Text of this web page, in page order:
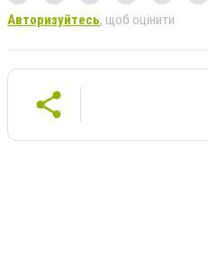
Авторизуйтесь, щоб оцінити